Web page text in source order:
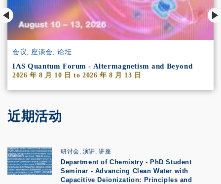
会议, 座谈会, 论坛
IAS Quantum Forum - Altermagnetism and Beyond
2026 年 8 月 10 日 to2026 年 8 月 13 日
近期活动
研讨会, 演讲, 讲座
Department of Chemistry - PhD Student
Seminar - Advancing Clean Water with
Capacitive Deionization: Principles and